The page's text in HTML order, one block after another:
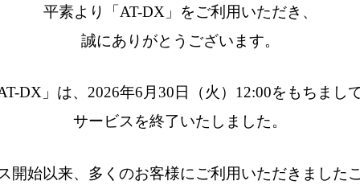
平素より「AT-DX」をご利用いただき、
誠にありがとうございます。
AT-DX」は、2026年6月30日（火）12:00をもちまして
サービスを終了いたしました。
開始以来、多くのお客様にご利用いただきましたこ